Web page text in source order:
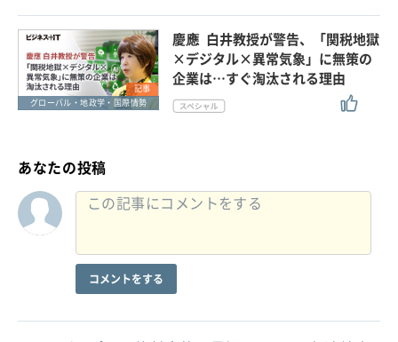
記事
グローバル・地政学・国際情勢
慶應 白井教授が警告、「関税地獄
×デジタル×異常気象」に無策の
企業は…すぐ淘汰される理由
あなたの投稿
コメントをする